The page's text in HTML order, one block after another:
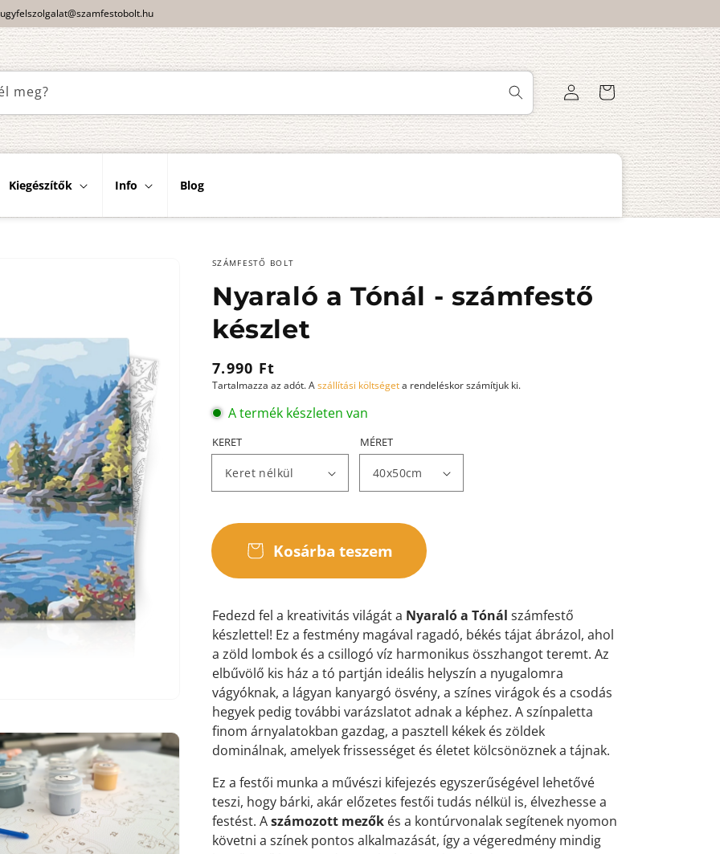
ugyfelszolgalat@szamfestobolt.hu
meg? BejelentkezésKosár
Kiegészítők Info Blog
7.
médiafájl
megnyitása
SZÁMFESTŐ BOLT
Nyaraló a Tónál - számfestő
készlet
Normál
ár
7.990 Ft
Tartalmazza az adót. Aszállítási költségeta rendeléskor számítjuk ki.
A termék készleten van
KERET MÉRET
Kosárba teszem
Fedezd fel a kreativitás világát a Nyaraló a Tónál számfestő
készlettel! Ez a festmény magával ragadó, békés tájat ábrázol, ahol
a zöld lombok és a csillogó víz harmonikus összhangot teremt. Az
elbűvölő kis ház a tó partján ideális helyszín a nyugalomra
vágyóknak, a lágyan kanyargó ösvény, a színes virágok és a csodás
hegyek pedig további varázslatot adnak a képhez. A színpaletta
finom árnyalatokban gazdag, a pasztell kékek és zöldek
dominálnak, amelyek frissességet és életet kölcsönöznek a tájnak.
Ez a festői munka a művészi kifejezés egyszerűségével lehetővé
teszi, hogy bárki, akár előzetes festői tudás nélkül is, élvezhesse a
festést. Aszámozott mezők és a kontúrvonalak segítenek nyomon
követni a színek pontos alkalmazását, így a végeredmény mindig